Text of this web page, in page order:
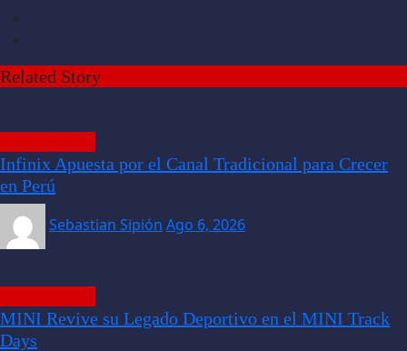
Related Story
Infinix Apuesta por el Canal Tradicional para Crecer
en Perú
Sebastian Sipión Ago 6, 2026
MINI Revive su Legado Deportivo en el MINI Track
Days